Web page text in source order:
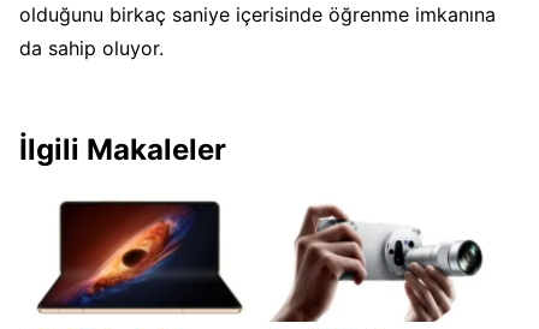
olduğunu birkaç saniye içerisinde öğrenme imkanına
da sahip oluyor.
İlgili Makaleler